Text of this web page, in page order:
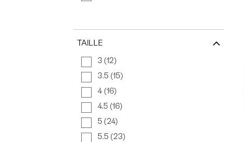
TAILLE
3 (12)
3.5 (15)
4 (16)
4.5 (16)
5 (24)
5.5 (23)